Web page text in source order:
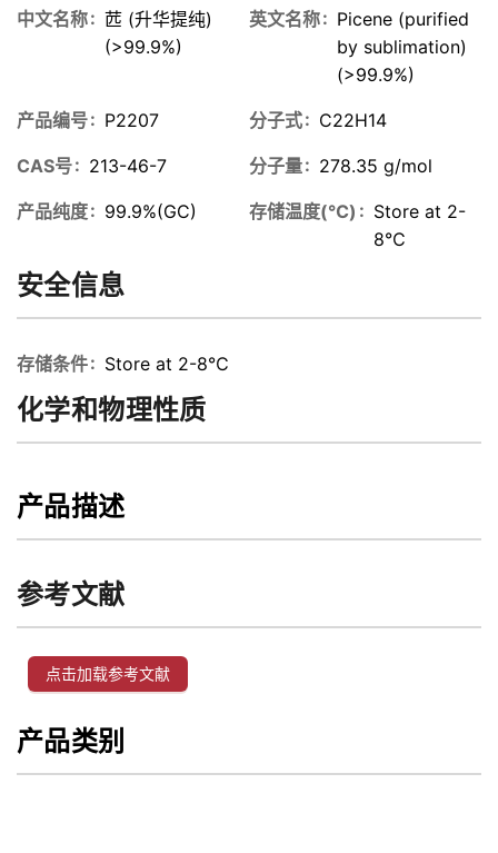
中文名称
苉 (升华提纯)
(>99.9%)
英文名称
Picene (purified
by sublimation)
(>99.9%)
产品编号 P2207 分子式 C22H14
CAS号 213-46-7 分子量 278.35 g/mol
产品纯度 99.9%(GC) 存储温度(℃)
Store at 2-
8℃
安全信息
存储条件 Store at 2-8℃
化学和物理性质
产品描述
参考文献
点击加载参考文献
产品类别